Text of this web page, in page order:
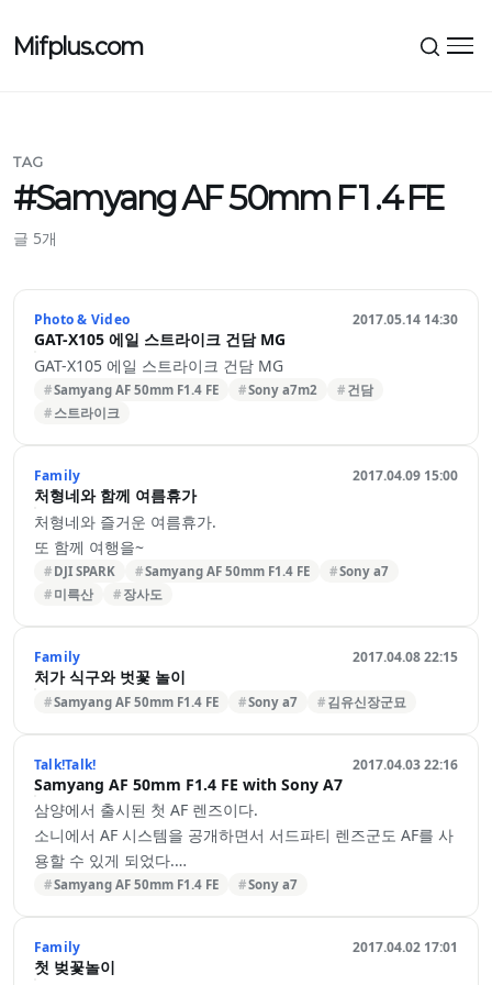
Mifplus.com
TAG
#Samyang AF 50mm F1.4 FE
글 5개
Photo & Video 2017.05.14 14:30
GAT-X105 에일 스트라이크 건담 MG
GAT-X105 에일 스트라이크 건담 MG
Samyang AF 50mm F1.4 FE Sony a7m2
건담
스트라이크
Family 2017.04.09 15:00
처형네와 함께 여름휴가
처형네와 즐거운 여름휴가.
또 함께 여행을~
DJI SPARK Samyang AF 50mm F1.4 FE
Sony a7
미륵산
장사도
Family 2017.04.08 22:15
처가 식구와 벗꽃 놀이
Samyang AF 50mm F1.4 FE Sony a7 김유신장군묘
Talk!Talk! 2017.04.03 22:16
Samyang AF 50mm F1.4 FE with Sony A7
삼양에서 출시된 첫 AF 렌즈이다.
소니에서 AF 시스템을 공개하면서 서드파티 렌즈군도 AF를 사
용할 수 있게 되었다.
AF
Samyang AF 50mm F1.4 FE의 AF 속도는 니콘의 AFS와 비교
했을 때 체감적으로 느리지 않다.
다만 AFS군의 무소음 특성과 비교하면, Samyang AF 50mm
Samyang AF 50mm F1.4 FE Sony a7
Family 2017.04.02 17:01
첫 벚꽃놀이